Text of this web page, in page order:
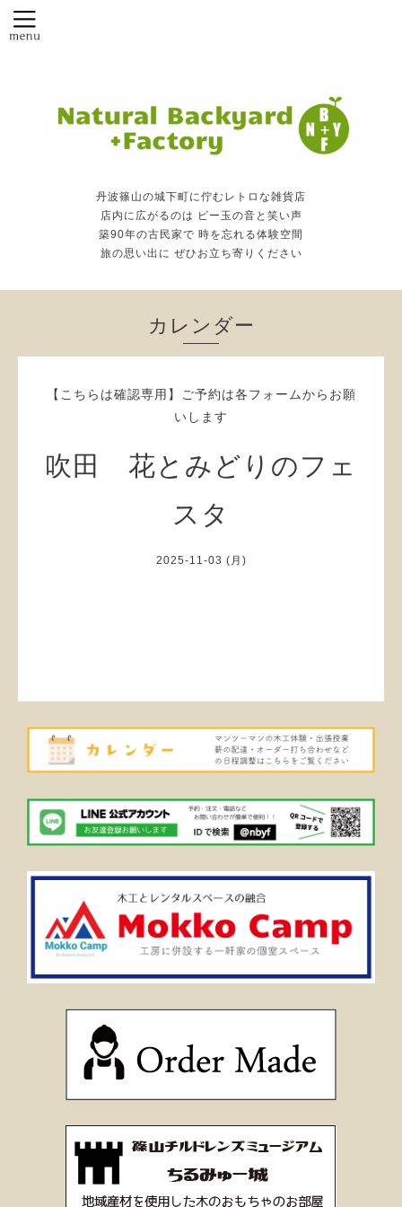
丹波篠山の城下町に佇むレトロな雑貨店
店内に広がるのは ビー玉の音と笑い声
築90年の古民家で 時を忘れる体験空間
旅の思い出に ぜひお立ち寄りください
カレンダー
【こちらは確認専用】ご予約は各フォームからお願
いします
吹田 花とみどりのフェ
スタ
2025-11-03 (月)